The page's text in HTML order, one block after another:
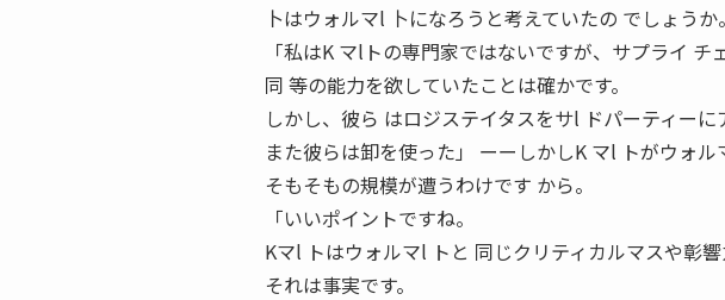
卜はウォルマl 卜になろうと考えていたの でしょうか。
「私はK マlトの専門家ではないですが、サプライ
同 等の能力を欲していたことは確かです。
しかし、彼ら はロジステイタスをサl ドパーティーに
また彼らは卸を使った」 ーーしかしK マl トがウォ
そもそもの規模が遭うわけです から。
「いいポイントですね。
Kマl トはウォルマl トと 同じクリティカルマスや彰響
それは事実です。